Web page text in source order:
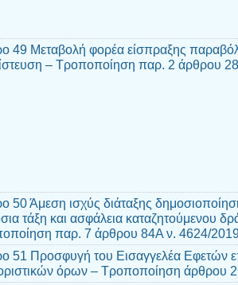
49 Μεταβολή φορέα είσπραξης
– Τροποποίηση παρ. 2 άρθρου
50 Άμεση ισχύς διάταξης
τάξη και ασφάλεια καταζητούμενου
παρ. 7 άρθρου 84Α ν. 4624/
51 Προσφυγή του Εισαγγελέα Εφετών
όρων – Τροποποίηση άρθρου